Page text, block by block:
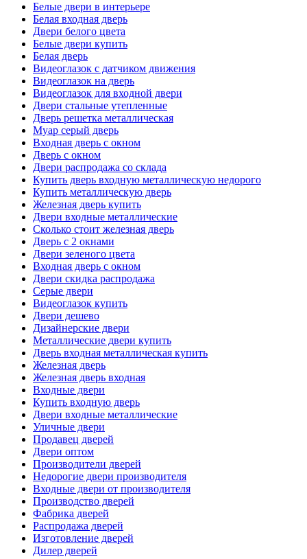
Белые двери в интерьере
Белая входная дверь
Двери белого цвета
Белые двери купить
Белая дверь
Видеоглазок с датчиком движения
Видеоглазок на дверь
Видеоглазок для входной двери
Двери стальные утепленные
Дверь решетка металлическая
Муар серый дверь
Входная дверь с окном
Дверь с окном
Двери распродажа со склада
Купить дверь входную металлическую недорого
Купить металлическую дверь
Железная дверь купить
Двери входные металлические
Сколько стоит железная дверь
Дверь с 2 окнами
Двери зеленого цвета
Входная дверь с окном
Двери скидка распродажа
Серые двери
Видеоглазок купить
Двери дешево
Дизайнерские двери
Металлические двери купить
Дверь входная металлическая купить
Железная дверь
Железная дверь входная
Входные двери
Купить входную дверь
Двери входные металлические
Уличные двери
Продавец дверей
Двери оптом
Производители дверей
Недорогие двери производителя
Входные двери от производителя
Производство дверей
Фабрика дверей
Распродажа дверей
Изготовление дверей
Дилер дверей